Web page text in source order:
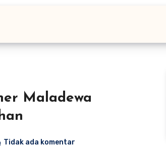
Maladewa
Tidak ada komentar